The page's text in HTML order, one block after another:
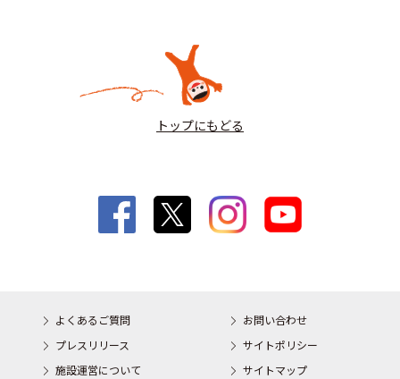
トップにもどる
よくあるご質問
お問い合わせ
プレスリリース
サイトポリシー
施設運営について
サイトマップ